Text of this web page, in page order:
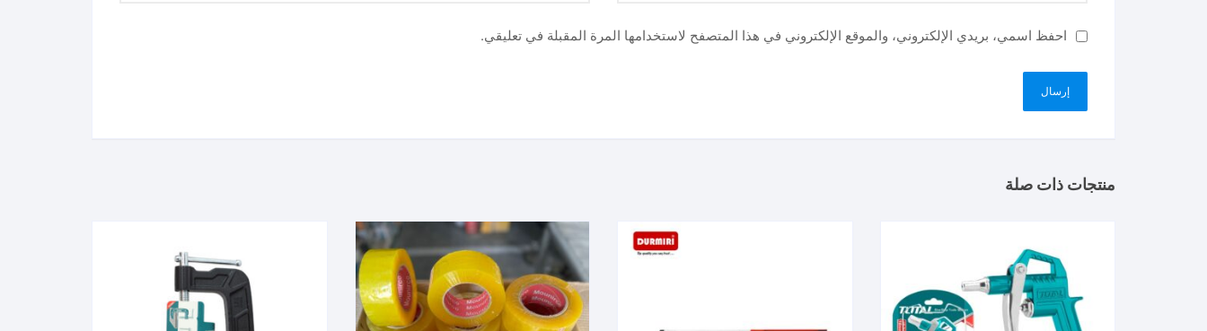
احفظ اسمي، بريدي الإلكتروني، والموقع الإلكتروني في هذا المتصفح لاستخدامها المرة المقبلة في تعليقي.
منتجات ذات صلة